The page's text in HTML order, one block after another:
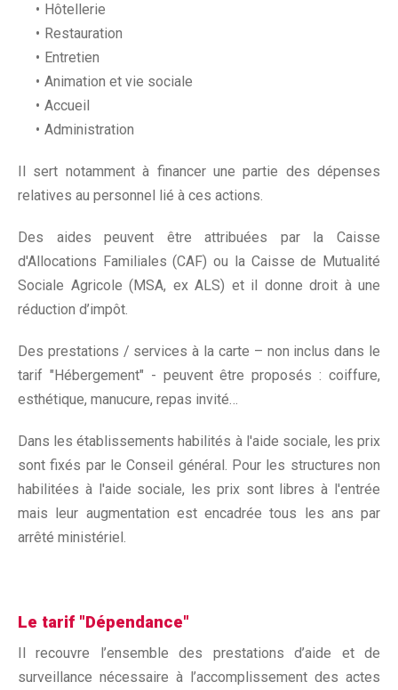
Hôtellerie
Restauration
Entretien
Animation et vie sociale
Accueil
Administration
Il sert notamment à financer une partie des dépenses
relatives au personnel lié à ces actions.
Des aides peuvent être attribuées par la Caisse
d'Allocations Familiales (CAF) ou la Caisse de Mutualité
Sociale Agricole (MSA, ex ALS) et il donne droit à une
réduction d’impôt.
Des prestations / services à la carte – non inclus dans le
tarif "Hébergement" - peuvent être proposés : coiffure,
esthétique, manucure, repas invité…
Dans les établissements habilités à l'aide sociale, les prix
sont fixés par le Conseil général. Pour les structures non
habilitées à l'aide sociale, les prix sont libres à l'entrée
mais leur augmentation est encadrée tous les ans par
arrêté ministériel.
Le tarif "Dépendance"
Il recouvre l’ensemble des prestations d’aide et de
surveillance nécessaire à l’accomplissement des actes